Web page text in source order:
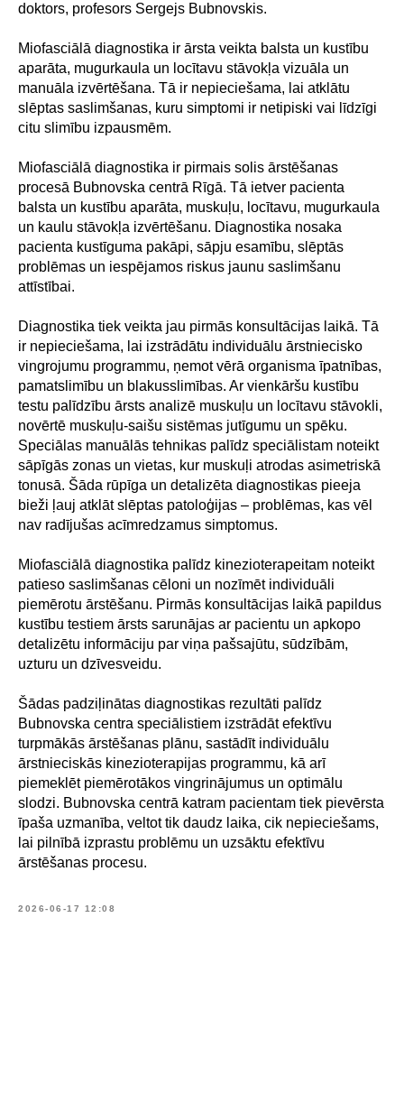
doktors, profesors Sergejs Bubnovskis.
Miofasciālā diagnostika ir ārsta veikta balsta un kustību
aparāta, mugurkaula un locītavu stāvokļa vizuāla un
manuāla izvērtēšana. Tā ir nepieciešama, lai atklātu
slēptas saslimšanas, kuru simptomi ir netipiski vai līdzīgi
citu slimību izpausmēm.
Miofasciālā diagnostika ir pirmais solis ārstēšanas
procesā Bubnovska centrā Rīgā. Tā ietver pacienta
balsta un kustību aparāta, muskuļu, locītavu, mugurkaula
un kaulu stāvokļa izvērtēšanu. Diagnostika nosaka
pacienta kustīguma pakāpi, sāpju esamību, slēptās
problēmas un iespējamos riskus jaunu saslimšanu
attīstībai.
Diagnostika tiek veikta jau pirmās konsultācijas laikā. Tā
ir nepieciešama, lai izstrādātu individuālu ārstniecisko
vingrojumu programmu, ņemot vērā organisma īpatnības,
pamatslimību un blakusslimības. Ar vienkāršu kustību
testu palīdzību ārsts analizē muskuļu un locītavu stāvokli,
novērtē muskuļu-saišu sistēmas jutīgumu un spēku.
Speciālas manuālās tehnikas palīdz speciālistam noteikt
sāpīgās zonas un vietas, kur muskuļi atrodas asimetriskā
tonusā. Šāda rūpīga un detalizēta diagnostikas pieeja
bieži ļauj atklāt slēptas patoloģijas – problēmas, kas vēl
nav radījušas acīmredzamus simptomus.
Miofasciālā diagnostika palīdz kinezioterapeitam noteikt
patieso saslimšanas cēloni un nozīmēt individuāli
piemērotu ārstēšanu. Pirmās konsultācijas laikā papildus
kustību testiem ārsts sarunājas ar pacientu un apkopo
detalizētu informāciju par viņa pašsajūtu, sūdzībām,
uzturu un dzīvesveidu.
Šādas padziļinātas diagnostikas rezultāti palīdz
Bubnovska centra speciālistiem izstrādāt efektīvu
turpmākās ārstēšanas plānu, sastādīt individuālu
ārstnieciskās kinezioterapijas programmu, kā arī
piemeklēt piemērotākos vingrinājumus un optimālu
slodzi. Bubnovska centrā katram pacientam tiek pievērsta
īpaša uzmanība, veltot tik daudz laika, cik nepieciešams,
lai pilnībā izprastu problēmu un uzsāktu efektīvu
ārstēšanas procesu.
2026-06-17 12:08